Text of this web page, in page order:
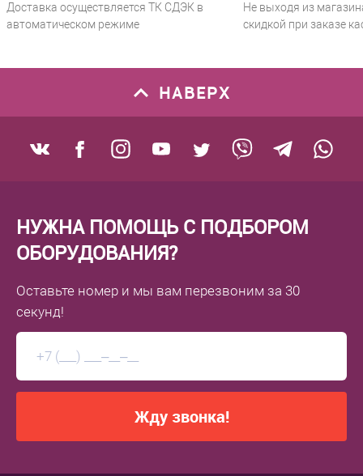
Доставка осуществляется ТК СДЭК в
автоматическом режиме
Не выходя из
скидкой при заказе
НАВЕРХ
НУЖНА ПОМОЩЬ С ПОДБОРОМ
ОБОРУДОВАНИЯ?
Оставьте номер и мы вам перезвоним за 30
секунд!
Жду звонка!